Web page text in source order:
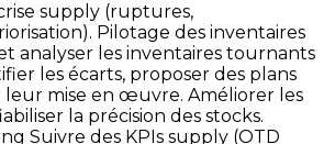
supply (ruptures,
Pilotage des inventaires
analyser les inventaires tournants
les écarts, proposer des plans
leur mise en œuvre. Améliorer les
la précision des stocks.
Suivre des KPIs supply (OTD